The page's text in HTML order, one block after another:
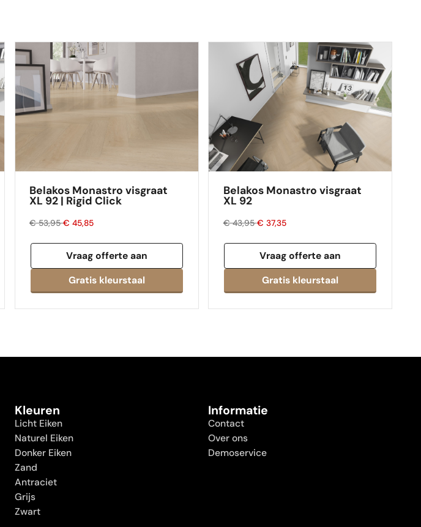
Belakos Monastro visgraat
XL 92 | Rigid Click
€ 53,95€ 45,85
Vraag offerte aan
Belakos Monastro visgraat
XL 92
€ 43,95€ 37,35
Vraag offerte aan
Kleuren
Licht Eiken
Naturel Eiken
Donker Eiken
Zand
Antraciet
Grijs
Zwart
Informatie
Contact
Over ons
Demoservice